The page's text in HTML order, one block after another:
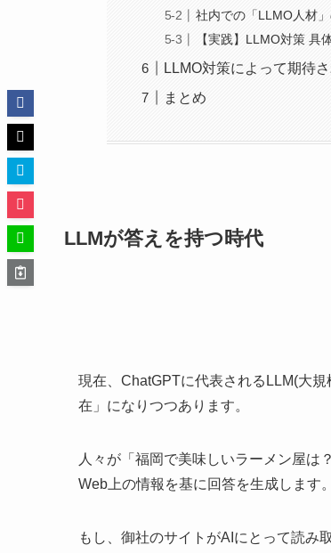
社内での「LLMO人材
【実践】LLMO対策 具
LLMO対策によって期待
まとめ
LLMが答えを持つ時代
現在、ChatGPTに代表されるLLM(大
在」になりつつあります。
人々が「福岡で美味しいラーメン屋は
Web上の情報を基に回答を生成します。
もし、御社のサイトがAIにとって読み